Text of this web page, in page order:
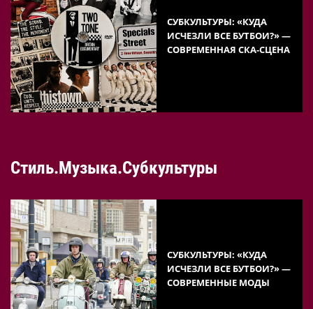
СУБКУЛЬТУРЫ: «КУДА
ИСЧЕЗЛИ ВСЕ БУТБОИ?» —
СОВРЕМЕННАЯ СКА-СЦЕНА
Стиль.Музыка.Субкультуры
СУБКУЛЬТУРЫ: «КУДА
ИСЧЕЗЛИ ВСЕ БУТБОИ?» —
СОВРЕМЕННЫЕ МОДЫ